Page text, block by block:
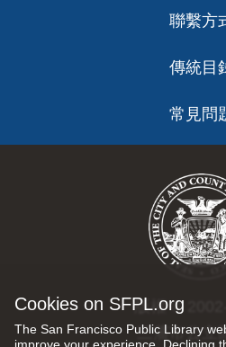
Cookies on SFPL.org
The San Francisco Public Library
聯繫方
傳統目
常見問
版權 ©
三藩市公立